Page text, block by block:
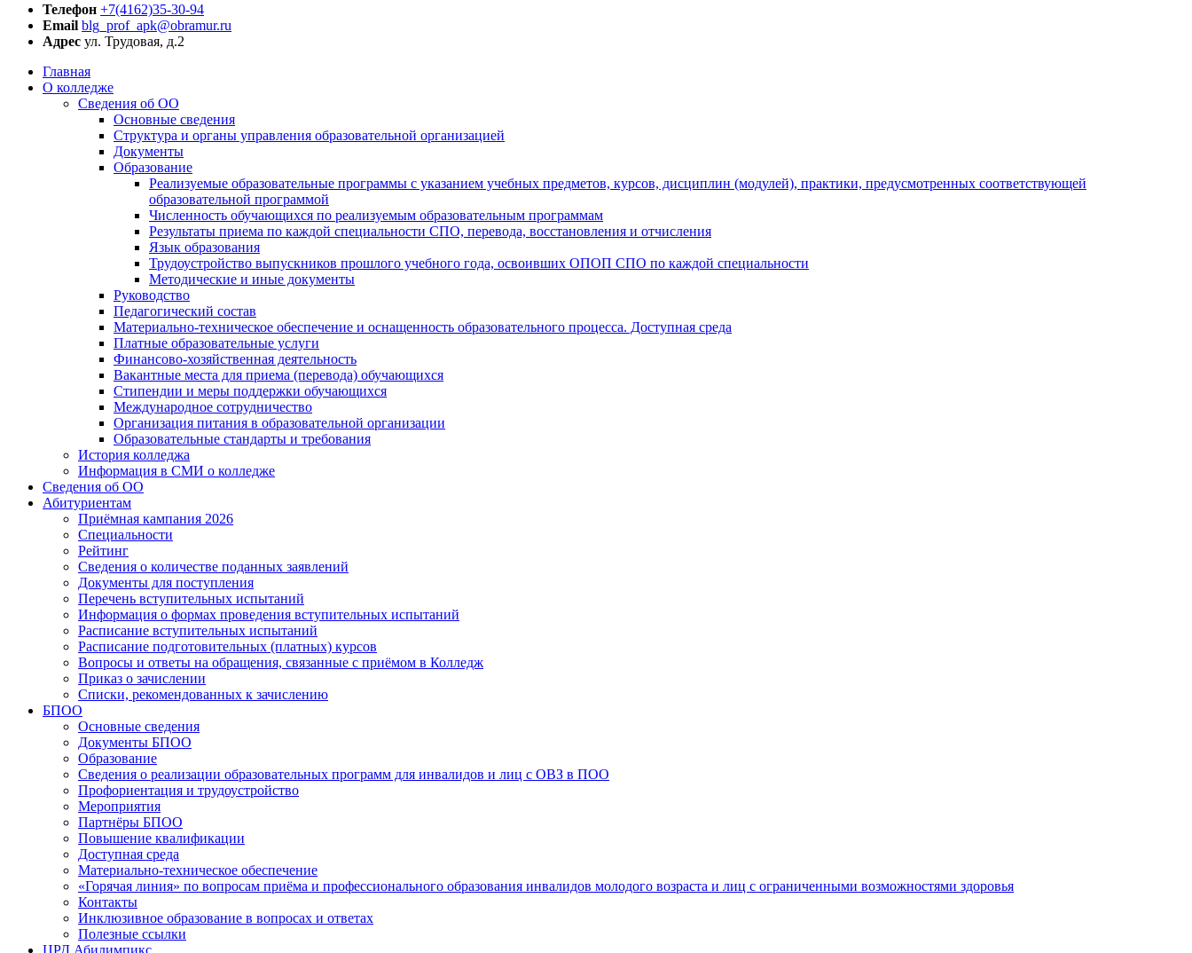
Телефон +7(4162)35-30-94
Email blg_prof_apk@obramur.ru
Адрес ул. Трудовая, д.2
Главная
О колледже
Сведения об ОО
Основные сведения
Структура и органы управления образовательной организацией
Документы
Образование
Реализуемые образовательные программы с указанием учебных предметов, курсов, дисциплин (модулей), практики, предусмотренных соответствующей
образовательной программой
Численность обучающихся по реализуемым образовательным программам
Результаты приема по каждой специальности СПО, перевода, восстановления и отчисления
Язык образования
Трудоустройство выпускников прошлого учебного года, освоивших ОПОП СПО по каждой специальности
Методические и иные документы
Руководство
Педагогический состав
Материально-техническое обеспечение и оснащенность образовательного процесса. Доступная среда
Платные образовательные услуги
Финансово-хозяйственная деятельность
Вакантные места для приема (перевода) обучающихся
Стипендии и меры поддержки обучающихся
Международное сотрудничество
Организация питания в образовательной организации
Образовательные стандарты и требования
История колледжа
Информация в СМИ о колледже
Сведения об ОО
Абитуриентам
Приёмная кампания 2026
Специальности
Рейтинг
Сведения о количестве поданных заявлений
Документы для поступления
Перечень вступительных испытаний
Информация о формах проведения вступительных испытаний
Расписание вступительных испытаний
Расписание подготовительных (платных) курсов
Вопросы и ответы на обращения, связанные с приёмом в Колледж
Приказ о зачислении
Списки, рекомендованных к зачислению
БПОО
Основные сведения
Документы БПОО
Образование
Сведения о реализации образовательных программ для инвалидов и лиц с ОВЗ в ПОО
Профориентация и трудоустройство
Мероприятия
Партнёры БПОО
Повышение квалификации
Доступная среда
Материально-техническое обеспечение
«Горячая линия» по вопросам приёма и профессионального образования инвалидов молодого возраста и лиц с ограниченными возможностями здоровья
Контакты
Инклюзивное образование в вопросах и ответах
Полезные ссылки
ЦРД Абилимпикс